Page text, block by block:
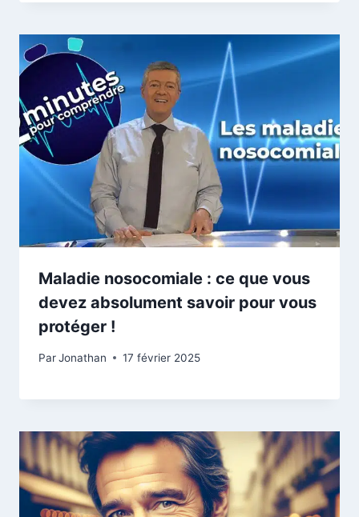
Maladie nosocomiale : ce que vous
devez absolument savoir pour vous
protéger !
ParJonathan 17 février 2025